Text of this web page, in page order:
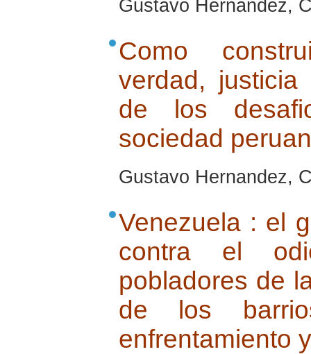
Gustavo Hernandez,
Como
verdad,
de los
sociedad
Gustavo Hernandez,
Venezuela : el
contra el
pobladores de
de los
enfrentamiento